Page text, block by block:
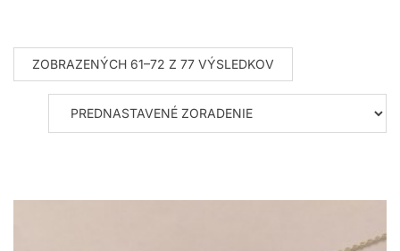
ZOBRAZENÝCH 61–72 Z 77 VÝSLEDKOV